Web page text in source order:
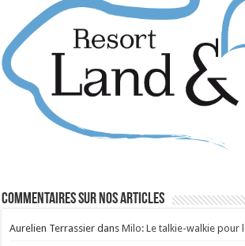
Commentaires sur nos articles
Aurelien Terrassier dansMilo: Le talkie-walkie pour